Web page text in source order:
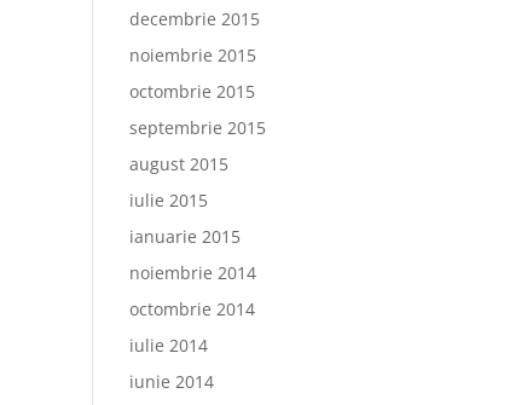
decembrie 2015
noiembrie 2015
octombrie 2015
septembrie 2015
august 2015
iulie 2015
ianuarie 2015
noiembrie 2014
octombrie 2014
iulie 2014
iunie 2014